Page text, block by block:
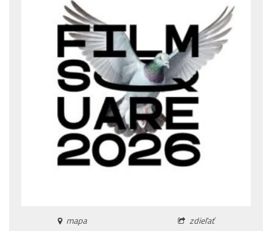
mapa zdieľať